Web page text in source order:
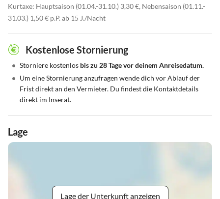
Kurtaxe: Hauptsaison (01.04.-31.10.) 3,30 €, Nebensaison (01.11.-
31.03.) 1,50 € p.P. ab 15 J./Nacht
Kostenlose Stornierung
• Storniere kostenlos bis zu 28 Tage vor deinem Anreisedatum.
• Um eine Stornierung anzufragen wende dich vor Ablauf der
Frist direkt an den Vermieter. Du findest die Kontaktdetails
direkt im Inserat.
Lage
Lage der Unterkunft anzeigen